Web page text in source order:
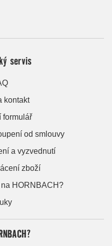
servis
kontakt
formulář
od smlouvy
a vyzvednutí
zboží
HORNBACH?